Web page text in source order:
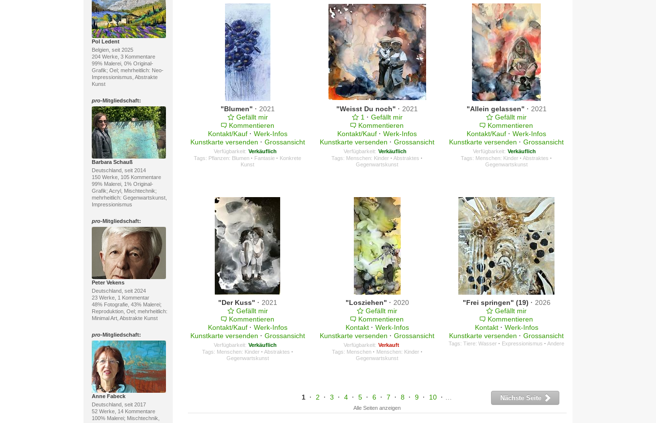
Pol Ledent
Belgien, seit 2025
204 Werke, 3 Kommentare
99% Malerei, 0% Original-
Grafik; Oel; mehrheitlich: Neo-
Impressionismus, Abstrakte
Kunst
pro-Mitgliedschaft:
Barbara Schauß
Deutschland, seit 2014
150 Werke, 105 Kommentare
99% Malerei, 1% Original-
Grafik; Acryl, Mischtechnik;
mehrheitlich: Gegenwartskunst,
Impressionismus
pro-Mitgliedschaft:
Peter Vekens
Deutschland, seit 2024
23 Werke, 1 Kommentar
48% Fotografie, 43% Malerei;
Reproduktion, Oel; mehrheitlich:
Minimal Art, Abstrakte Kunst
pro-Mitgliedschaft:
Anne Fabeck
Deutschland, seit 2017
52 Werke, 14 Kommentare
100% Malerei; Mischtechnik,
"Blumen" · 2021
Gefällt mir
Kommentieren
Kontakt/Kauf · Werk-Infos
Kunstkarte versenden · Grossansicht
Verfügbarkeit: Verkäuflich
Tags: Pflanzen: Blumen · Fantasie · Konkrete
Kunst
"Weisst Du noch" · 2021
1 · Gefällt mir
Kommentieren
Kontakt/Kauf · Werk-Infos
Kunstkarte versenden · Grossansicht
Verfügbarkeit: Verkäuflich
Tags: Menschen: Kinder · Abstraktes ·
Gegenwartskunst
"Allein gelassen" · 2021
Gefällt mir
Kommentieren
Kontakt/Kauf · Werk-Infos
Kunstkarte versenden · Grossansicht
Verfügbarkeit: Verkäuflich
Tags: Menschen: Kinder · Abstraktes ·
Gegenwartskunst
"Der Kuss" · 2021
Gefällt mir
Kommentieren
Kontakt/Kauf · Werk-Infos
Kunstkarte versenden · Grossansicht
Verfügbarkeit: Verkäuflich
Tags: Menschen: Kinder · Abstraktes ·
Gegenwartskunst
"Losziehen" · 2020
Gefällt mir
Kommentieren
Kontakt · Werk-Infos
Kunstkarte versenden · Grossansicht
Verfügbarkeit: Verkauft
Tags: Menschen · Menschen: Kinder ·
Gegenwartskunst
"Frei springen" (19) · 2026
Gefällt mir
Kommentieren
Kontakt · Werk-Infos
Kunstkarte versenden · Grossansicht
Tags:Tiere: Wasser · Expressionismus · Andere
1 · 2 · 3 · 4 · 5 · 6 · 7 · 8 · 9 · 10 · 14 · 15 · 16
Alle Seiten anzeigen
Nächste Seite